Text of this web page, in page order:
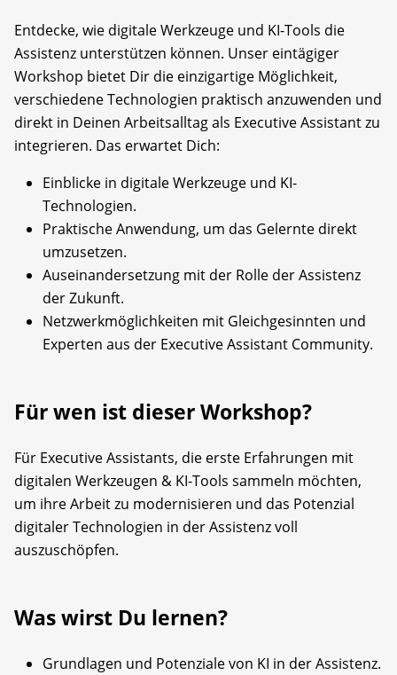
Entdecke, wie digitale Werkzeuge und KI-Tools die
Assistenz unterstützen können. Unser eintägiger
Workshop bietet Dir die einzigartige Möglichkeit,
verschiedene Technologien praktisch anzuwenden und
direkt in Deinen Arbeitsalltag als Executive Assistant zu
integrieren. Das erwartet Dich:
Einblicke in digitale Werkzeuge und KI-
Technologien.
Praktische Anwendung, um das Gelernte direkt
umzusetzen.
Auseinandersetzung mit der Rolle der Assistenz
der Zukunft.
Netzwerkmöglichkeiten mit Gleichgesinnten und
Experten aus der Executive Assistant Community.
Für wen ist dieser Workshop?
Für Executive Assistants, die erste Erfahrungen mit
digitalen Werkzeugen & KI-Tools sammeln möchten,
um ihre Arbeit zu modernisieren und das Potenzial
digitaler Technologien in der Assistenz voll
auszuschöpfen.
Was wirst Du lernen?
Grundlagen und Potenziale von KI in der Assistenz.